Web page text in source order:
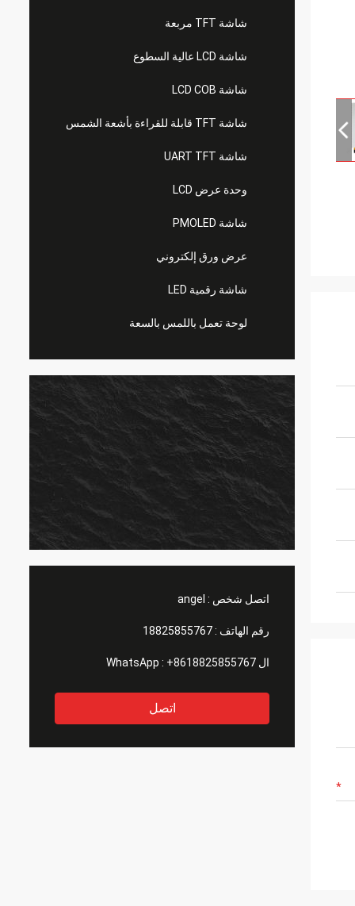
شاشة TFT مربعة
شاشة LCD عالية السطوع
شاشة LCD COB
شاشة TFT قابلة للقراءة بأشعة الشمس
شاشة UART TFT
وحدة عرض LCD
شاشة PMOLED
عرض ورق إلكتروني
شاشة رقمية LED
لوحة تعمل باللمس بالسعة
اتصل شخص : angel
رقم الهاتف :18825855767
ال WhatsApp : +8618825855767
اتصل